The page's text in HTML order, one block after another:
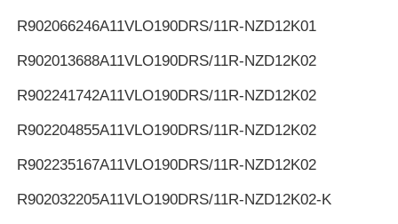
R902066246A11VLO190DRS/11R-NZD12K01
R902013688A11VLO190DRS/11R-NZD12K02
R902241742A11VLO190DRS/11R-NZD12K02
R902204855A11VLO190DRS/11R-NZD12K02
R902235167A11VLO190DRS/11R-NZD12K02
R902032205A11VLO190DRS/11R-NZD12K02-K